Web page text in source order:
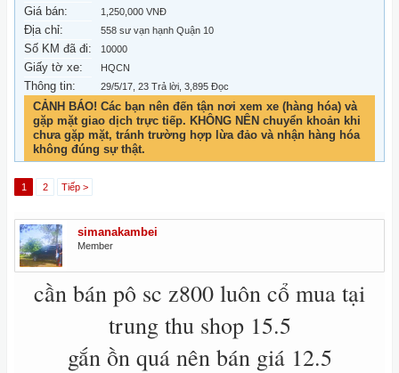
Giá bán: 1,250,000 VNĐ
Địa chỉ: 558 sư vạn hạnh Quận 10
Số KM đã đi: 10000
Giấy tờ xe: HQCN
Thông tin: 29/5/17 , 23 Trả lời, 3,895 Đọc
CẢNH BÁO! Các bạn nên đến tận nơi xem xe (hàng hóa) và
gặp mặt giao dịch trực tiếp. KHÔNG NÊN chuyển khoản khi
chưa gặp mặt, tránh trường hợp lừa đảo và nhận hàng hóa
không đúng sự thật.
1 2 Tiếp >
simanakambei
Member
cần bán pô sc z800 luôn cổ mua tại
trung thu shop 15.5
gắn ồn quá nên bán giá 12.5